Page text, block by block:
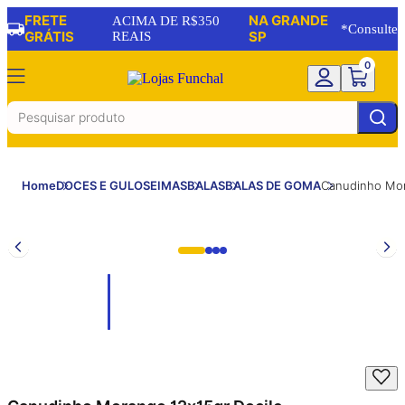
FRETE
GRÁTIS
ACIMA DE R$350
REAIS
NA GRANDE
SP
*Consulte
0
HomeDOCES E GULOSEIMASBALASBALAS DE GOMACanudinho